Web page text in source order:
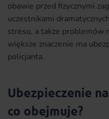
obawie przed fizycznymi
uczestnikami
stresu, a także problemów
większe znaczenie ma
policjanta.
Ubezpieczenie
co obejmuje?